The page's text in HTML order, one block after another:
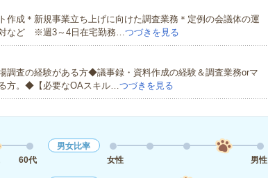
作成＊新規事業立ち上げに向けた調査業務＊定例の会議体の運
対など ※週3～4日在宅勤務…つづきを見る
査の経験がある方◆議事録・資料作成の経験＆調査業務orマ
方。◆【必要なOAスキル…つづきを見る
60代
男女比率
女性
男性